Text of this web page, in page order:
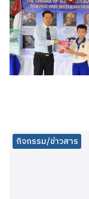
กิจกรรม/ข่าวสาร